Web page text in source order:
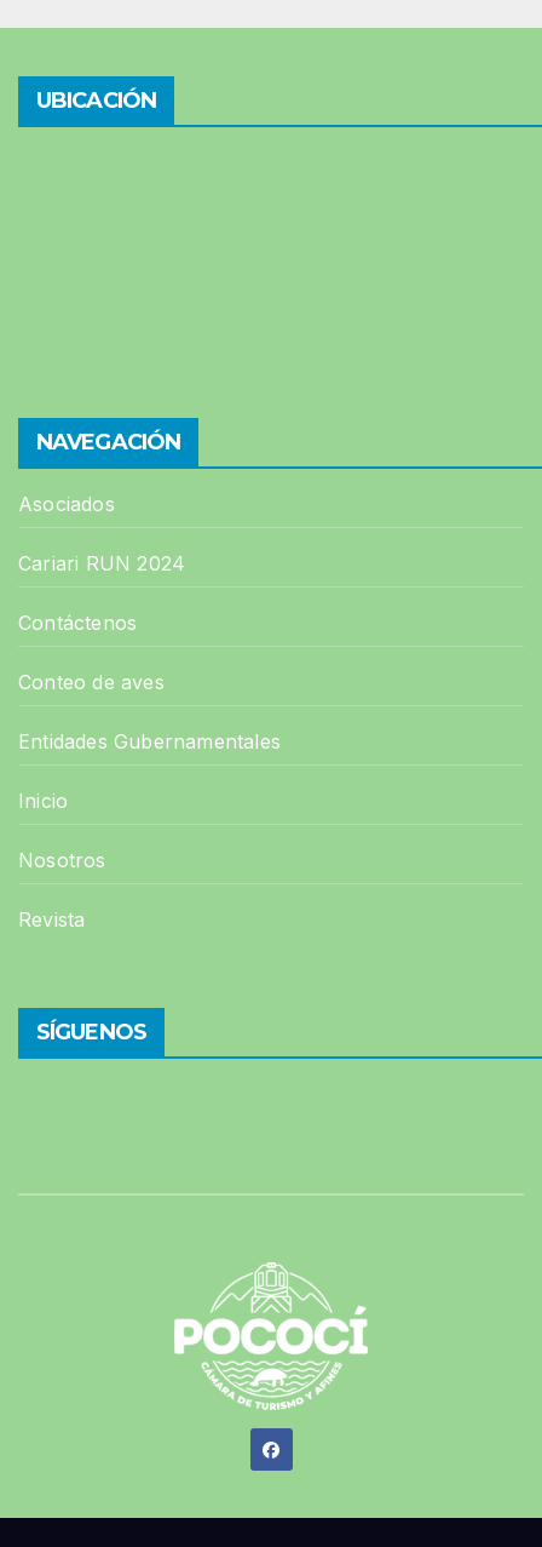
UBICACIÓN
NAVEGACIÓN
Asociados
Cariari RUN 2024
Contáctenos
Conteo de aves
Entidades Gubernamentales
Inicio
Nosotros
Revista
SÍGUENOS